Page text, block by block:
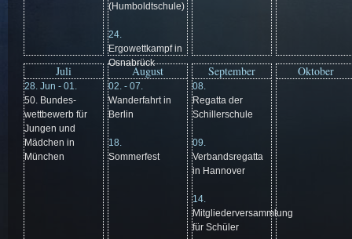
(Humboldtschule)
24.
Ergowettkampf in
Osnabrück
Juli
28. Jun - 01.
50. Bundes-
wettbewerb für
Jungen und
Mädchen in
München
August
02. - 07.
Wanderfahrt in
Berlin
18.
Sommerfest
September
08.
Regatta der
Schillerschule
09.
Verbandsregatta
in Hannover
14.
Mitgliederversammlung
für Schüler
Oktober